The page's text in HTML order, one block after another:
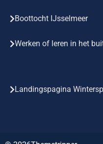
Boottocht IJsselmeer
Werken of leren in het
Landingspagina